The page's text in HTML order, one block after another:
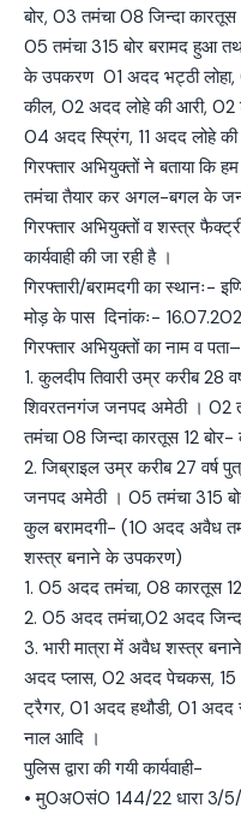
बोर, 03 तमंचा 08 जिन्दा
05 तमंचा 315 बोर बरामद हुआ
के उपकरण 01 अदद भट्ठी
कील, 02 अदद लोहे की आरी, 02
04 अदद स्प्रिंग, 11 अदद लोहे
गिरफ्तार अभियुक्तों ने बताया कि
तमंचा तैयार कर अगल-बगल के
गिरफ्तार अभियुक्तों व शस्त्र
कार्यवाही की जा रही है ।
गिरफ्तारी/बरामदगी का स्थानः-
मोड़ के पास दिनांकः-
गिरफ्तार अभियुक्तों का नाम व पता–
1. कुलदीप तिवारी उम्र करीब 28
शिवरतनगंज जनपद अमेठी । 02
तमंचा 08 जिन्दा कारतूस 12
2. जिब्राइल उम्र करीब 27 वर्ष
जनपद अमेठी । 05 तमंचा 315
कुल बरामदगी- (10 अदद अवैध
शस्त्र बनाने के उपकरण)
1. 05 अदद तमंचा, 08 कारतूस
2. 05 अदद तमंचा,02 अदद
3. भारी मात्रा में अवैध शस्त्र
अदद प्लास, 02 अदद पेचकस,
ट्रैगर, 01 अदद हथौडी, 01 अदद
नाल आदि ।
पुलिस द्वारा की गयी कार्यवाही-
• मु0अ0सं0 144/22 धारा 3/5/